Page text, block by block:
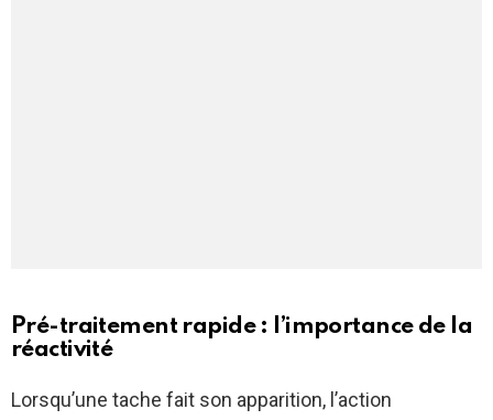
Pré-traitement rapide : l’importance de la
réactivité
Lorsqu’une tache fait son apparition, l’action